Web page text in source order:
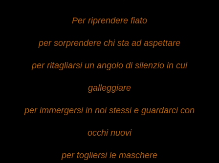
Per riprendere fiato
per sorprendere chi sta ad aspettare
per ritagliarsi un angolo di silenzio in cui
galleggiare
per immergersi in noi stessi e guardarci con
occhi nuovi
per togliersi le maschere